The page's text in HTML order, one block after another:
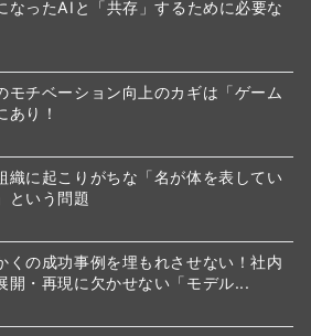
なったAIと「共存」するために必要な
モチベーション向上のカギは「ゲーム
あり！
織に起こりがちな「名が体を表してい
という問題
くの成功事例を埋もれさせない！社内
開・再現に欠かせない「モデル...